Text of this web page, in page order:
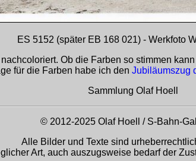
ES 5152 (später EB 168 021) - Werkfoto
Ob die Farben so stimmen
für die Farben habe ich den Jubiläumszug
Sammlung Olaf Hoell
© 2012-2025 Olaf Hoell / S-Bahn-
Alle Bilder und Texte sind
Art, auch auszugsweise bedarf der